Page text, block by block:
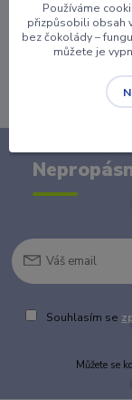
Souhlasím se
Můžete se
Používáme
přizpůsobili obsah
bez čokolády –
můžete je